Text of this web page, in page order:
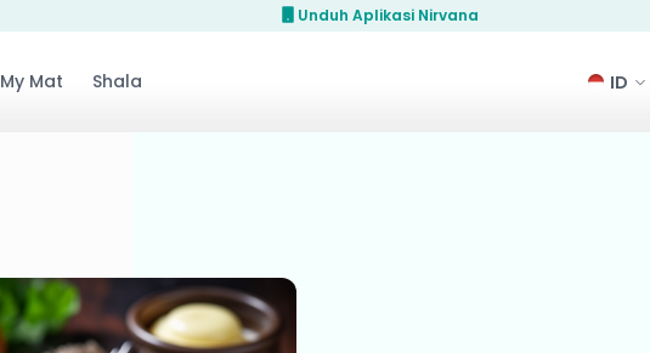
Unduh Aplikasi Nirvana
My Mat Shala